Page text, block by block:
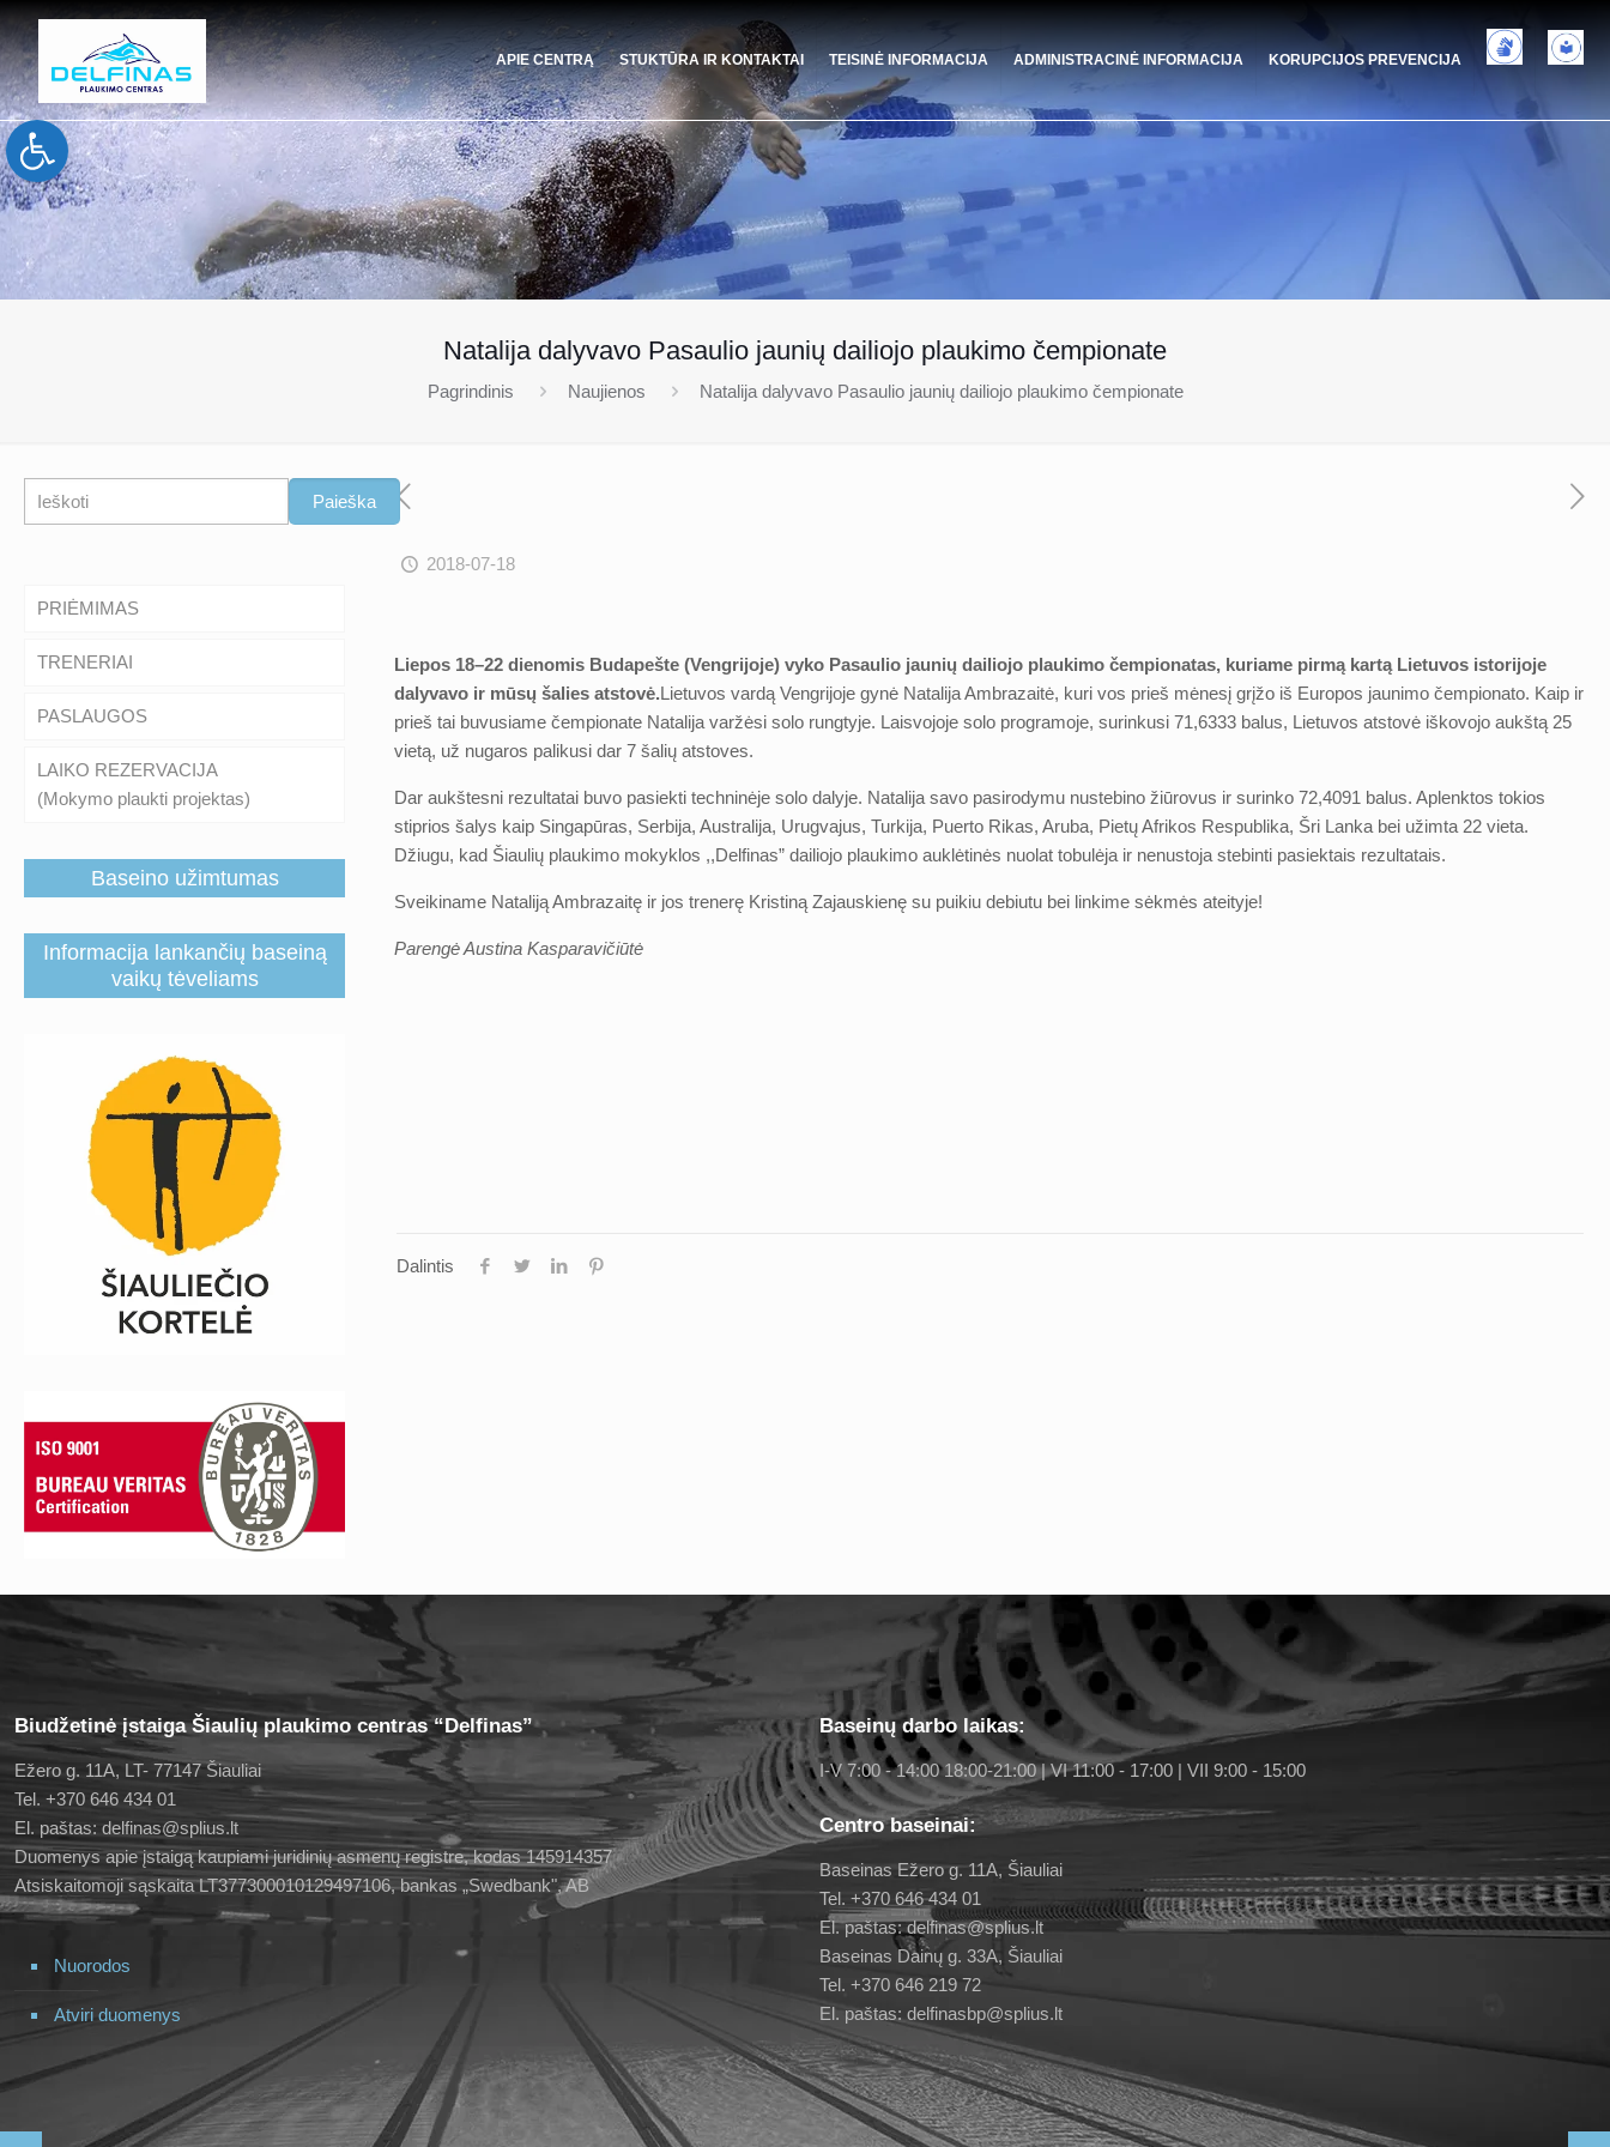
Open toolbar
APIE CENTRĄ STUKTŪRA IR KONTAKTAI TEISINĖ INFORMACIJA ADMINISTRACINĖ INFORMACIJA KORUPCIJOS PREVENCIJA
Natalija dalyvavo Pasaulio jaunių dailiojo plaukimo čempionate
Pagrindinis Naujienos Natalija dalyvavo Pasaulio jaunių dailiojo plaukimo čempionate
2018-07-18
Liepos 18–22 dienomis Budapešte (Vengrijoje) vyko Pasaulio jaunių dailiojo plaukimo čempionatas, kuriame pirmą kartą Lietuvos istorijoje
dalyvavo ir mūsų šalies atstovė.Lietuvos vardą Vengrijoje gynė Natalija Ambrazaitė, kuri vos prieš mėnesį grįžo iš Europos jaunimo čempionato. Kaip ir
prieš tai buvusiame čempionate Natalija varžėsi solo rungtyje. Laisvojoje solo programoje, surinkusi 71,6333 balus, Lietuvos atstovė iškovojo aukštą 25
vietą, už nugaros palikusi dar 7 šalių atstoves.
Dar aukštesni rezultatai buvo pasiekti techninėje solo dalyje. Natalija savo pasirodymu nustebino žiūrovus ir surinko 72,4091 balus. Aplenktos tokios
stiprios šalys kaip Singapūras, Serbija, Australija, Urugvajus, Turkija, Puerto Rikas, Aruba, Pietų Afrikos Respublika, Šri Lanka bei užimta 22 vieta.
Džiugu, kad Šiaulių plaukimo mokyklos ,,Delfinas” dailiojo plaukimo auklėtinės nuolat tobulėja ir nenustoja stebinti pasiektais rezultatais.
Sveikiname Nataliją Ambrazaitę ir jos trenerę Kristiną Zajauskienę su puikiu debiutu bei linkime sėkmės ateityje!
Parengė Austina Kasparavičiūtė
Dalintis
Paieška Paieška
PRIĖMIMAS
TRENERIAI
PASLAUGOS
LAIKO REZERVACIJA
(Mokymo plaukti projektas)
Baseino užimtumas
Informacija lankančių baseiną
vaikų tėveliams
Biudžetinė įstaiga Šiaulių plaukimo centras “Delfinas”
Ežero g. 11A, LT- 77147 Šiauliai
Tel. +370 646 434 01
El. paštas: delfinas@splius.lt
Duomenys apie įstaigą kaupiami juridinių asmenų registre, kodas 145914357
Atsiskaitomoji sąskaita LT377300010129497106, bankas „Swedbank", AB
Nuorodos
Atviri duomenys
Baseinų darbo laikas:
I-V 7:00 - 14:00 18:00-21:00 | VI 11:00 - 17:00 | VII 9:00 - 15:00
Centro baseinai:
Baseinas Ežero g. 11A, Šiauliai
Tel. +370 646 434 01
El. paštas: delfinas@splius.lt
Baseinas Dainų g. 33A, Šiauliai
Tel. +370 646 219 72
El. paštas: delfinasbp@splius.lt